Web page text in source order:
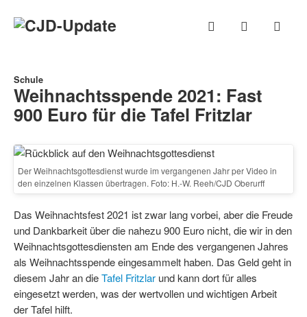
Schule
Weihnachtsspende 2021: Fast
900 Euro für die Tafel Fritzlar
Der Weihnachtsgottesdienst wurde im vergangenen Jahr per Video in
den einzelnen Klassen übertragen. Foto: H.-W. Reeh/CJD Oberurff
Das Weihnachtsfest 2021 ist zwar lang vorbei, aber die Freude
und Dankbarkeit über die nahezu 900 Euro nicht, die wir in den
Weihnachtsgottesdiensten am Ende des vergangenen Jahres
als Weihnachtsspende eingesammelt haben. Das Geld geht in
diesem Jahr an dieTafel Fritzlar und kann dort für alles
eingesetzt werden, was der wertvollen und wichtigen Arbeit
der Tafel hilft.